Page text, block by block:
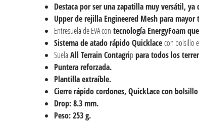
Destaca por ser una zapatilla muy versátil, ya
Upper de rejilla Engineered Mesh para
Entresuela de EVA con tecnología EnergyFoam
Sistema de atado rápido Quicklacecon bolsillo
Suela All Terrain Contagrippara todos los
Puntera reforzada.
Plantilla extraíble.
Cierre rápido cordones, QuickLace con
Drop: 8.3 mm.
Peso: 253 g.